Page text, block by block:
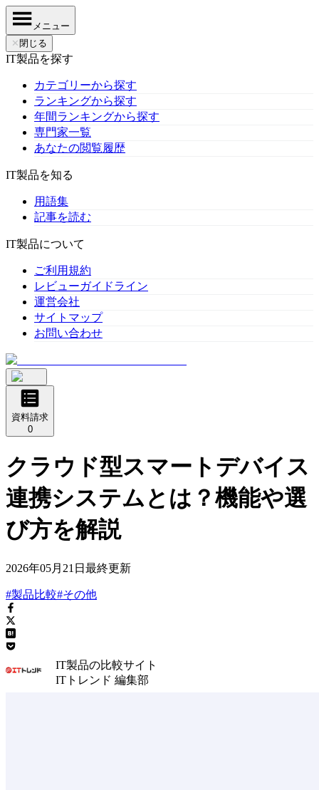
メニュー
✕ 閉じる
IT製品を探す
カテゴリーから探す
ランキングから探す
年間ランキングから探す
専門家一覧
あなたの閲覧履歴
IT製品を知る
用語集
記事を読む
IT製品について
ご利用規約
レビューガイドライン
運営会社
サイトマップ
お問い合わせ
資料請求
0
クラウド型スマートデバイス
連携システムとは？機能や選
び方を解説
2026年05月21日 最終更新
#製品比較#その他
IT製品の比較サイト
ITトレンド 編集部